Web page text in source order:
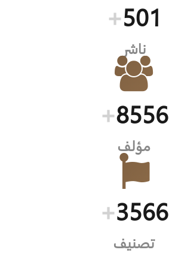
501
+
ناشر
8556
+
مؤلف
3566
+
تصنيف